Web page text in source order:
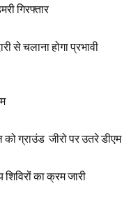
गिरफ्तार
से चलाना होगा प्रभावी
को ग्राउंड जीरो पर उतरे डीएम
का क्रम जारी